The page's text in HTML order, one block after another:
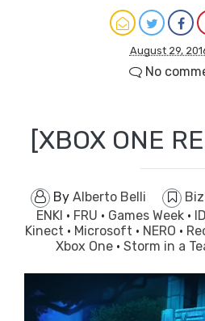
August 29,
No
[XBOX ONE
By Alberto Belli Biz
ENKI · FRU · Games Week ·
Kinect · Microsoft · NERO ·
Xbox One · Storm in a